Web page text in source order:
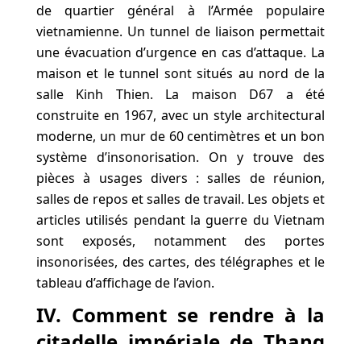
de quartier général à l’Armée populaire
vietnamienne. Un tunnel de liaison permettait
une évacuation d’urgence en cas d’attaque. La
maison et le tunnel sont situés au nord de la
salle Kinh Thien. La maison D67 a été
construite en 1967, avec un style architectural
moderne, un mur de 60 centimètres et un bon
système d’insonorisation. On y trouve des
pièces à usages divers : salles de réunion,
salles de repos et salles de travail. Les objets et
articles utilisés pendant la guerre du Vietnam
sont exposés, notamment des portes
insonorisées, des cartes, des télégraphes et le
tableau d’affichage de l’avion.
IV. Comment se rendre à la